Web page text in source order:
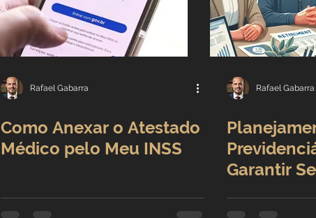
Rafael Gabarra
Como Anexar o Atestado
Médico pelo Meu INSS
Rafael Gabarra
Garantir